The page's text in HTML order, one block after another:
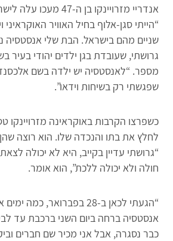
“הייתי סגן-אלוף בחיל האוויר
שניים מהם בישראל. הבת שלי אנסטסיה
מספר. “לאנסטסיה יש ילדה בשם
שפגשתי רק בשיחות וידאו”.
כשפרצו הקרבות באוקראינה מזרויינקו
לחלץ את בתו והנכדה שלו. הוא רוצה
“גרושתי עדיין בקייב, היא לא יכולה
חולה ולא יכולה ללכת”, הוא אומר.
“הגעתי לכאן ב-28 בפברואר,
אנסטסיה ברחה ביום השני ברכבת עד
כבר נסגרה, אבל אני מכיר שם חברים